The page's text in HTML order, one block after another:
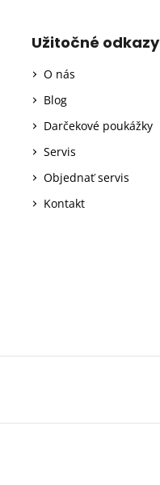
Užitočné odkazy
O nás
Blog
Darčekové poukážky
Servis
Objednať servis
Kontakt